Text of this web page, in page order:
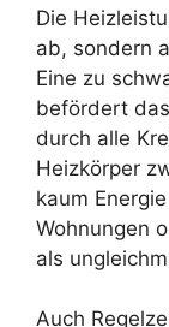
Die
ab, sondern
Eine zu
befördert
durch alle
Heizkörper
kaum
Wohnungen
als
Auch